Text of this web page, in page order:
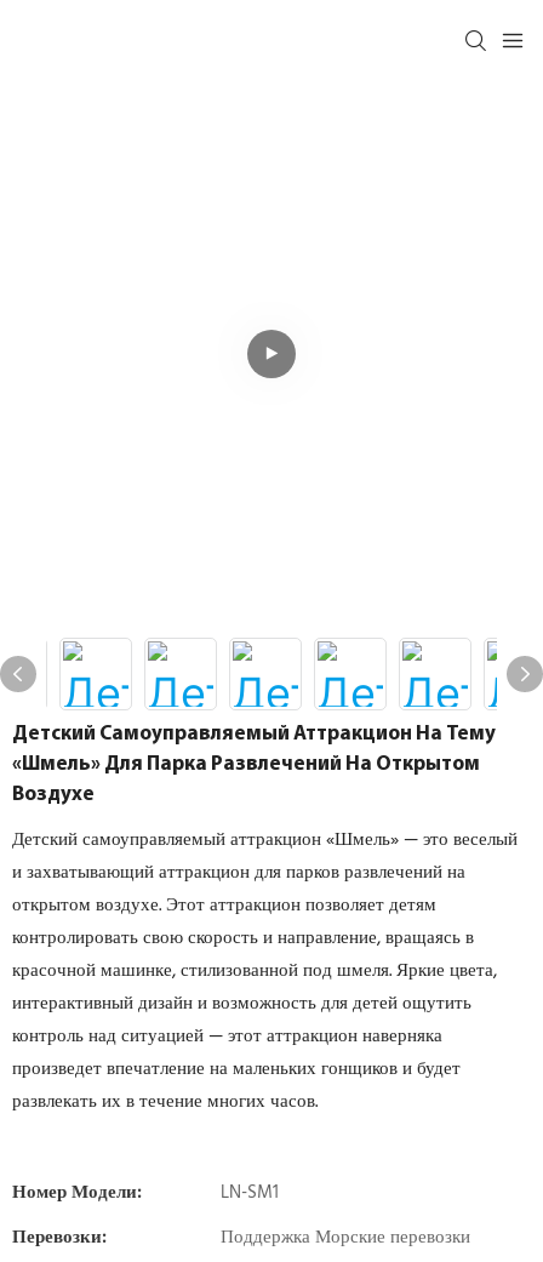
Детский Самоуправляемый Аттракцион На Тему
«Шмель» Для Парка Развлечений На Открытом
Воздухе
Детский самоуправляемый аттракцион «Шмель» — это веселый
и захватывающий аттракцион для парков развлечений на
открытом воздухе. Этот аттракцион позволяет детям
контролировать свою скорость и направление, вращаясь в
красочной машинке, стилизованной под шмеля. Яркие цвета,
интерактивный дизайн и возможность для детей ощутить
контроль над ситуацией — этот аттракцион наверняка
произведет впечатление на маленьких гонщиков и будет
развлекать их в течение многих часов.
Номер Модели:
LN-SM1
Перевозки:
Поддержка Морские перевозки